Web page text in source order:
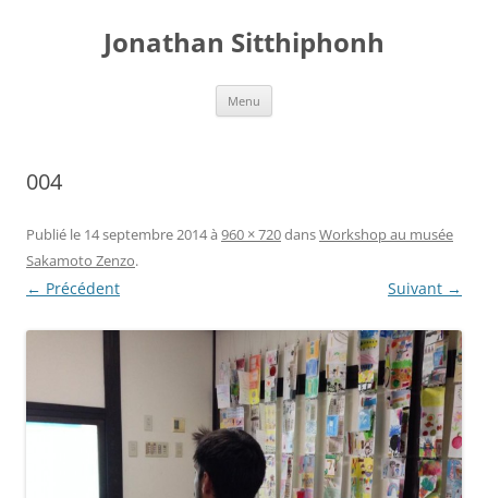
Jonathan Sitthiphonh
Menu
004
Publié le 14 septembre 2014à 960 × 720dansWorkshop au musée
Sakamoto Zenzo.
← Précédent Suivant →